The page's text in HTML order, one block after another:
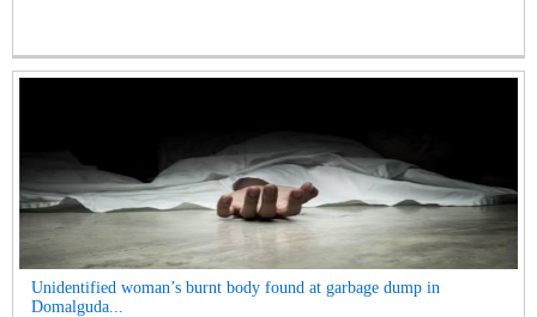
Unidentified woman’s burnt body found at garbage dump in
Domalguda...